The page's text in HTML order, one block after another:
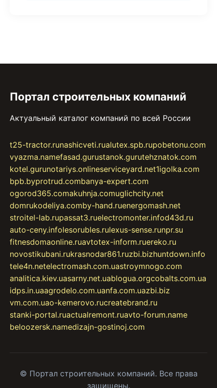
Портал строительных компаний
Актуальный каталог компаний по всей России
t25-tractor.runashicveti.rualutex.spb.rupobetonu.com
vyazma.namefasad.gurustanok.gurutehznatok.com
kotel.gurunotariys.onlineserviceyard.net1igolka.com
bpb.byprotrud.combanya-expert.com
ogorod365.comakuhnja.comuglichcity.net
domrukodeliya.comby-hand.ruenergomash.net
stroitel-lab.rupassat3.ruelectromonter.infod43d.ru
auto-ceny.infolesorubles.rulexus-sense.runpr.su
fitnesdomaonline.ruavtotex-inform.ruereko.ru
novostikubani.rukrasnodar861.ruzbi.bizhuntdown.info
tele4n.netelectromash.com.uastroymnogo.com
analitica.kiev.uasarny.net.uablogua.orgcobalts.com.ua
idps.in.uaagrodelo.com.uanfa.com.uazbi.biz
vm.com.uao-kemerovo.rucreatebrand.ru
stanki-portal.ruactualremont.ruavto-forum.name
beloozersk.namedizajn-gostinoj.com
© Портал строительных компаний. Все права
защищены.